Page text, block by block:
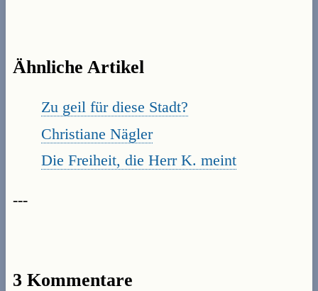
Ähnliche Artikel
Zu geil für diese Stadt?
Christiane Nägler
Die Freiheit, die Herr K. meint
---
3 Kommentare